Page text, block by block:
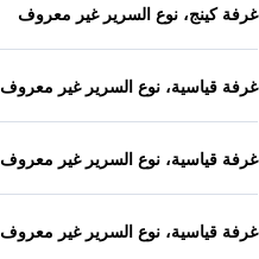
غرفة كينج، نوع السرير غير معروف
غرفة قياسية، نوع السرير غير معروف
غرفة قياسية، نوع السرير غير معروف
غرفة قياسية، نوع السرير غير معروف